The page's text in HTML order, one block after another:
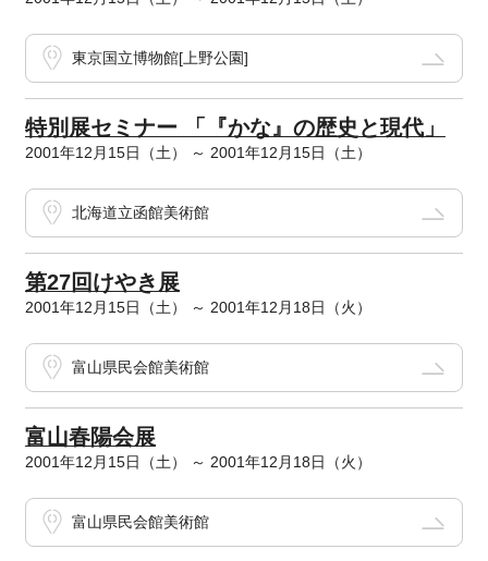
東京国立博物館[上野公園]
特別展セミナー 「『かな』の歴史と現代」
2001年12月15日（土） ～ 2001年12月15日（土）
北海道立函館美術館
第27回けやき展
2001年12月15日（土） ～ 2001年12月18日（火）
富山県民会館美術館
富山春陽会展
2001年12月15日（土） ～ 2001年12月18日（火）
富山県民会館美術館